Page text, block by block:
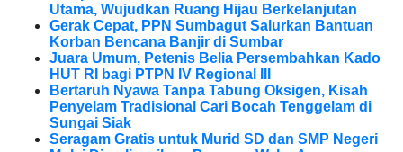
Utama, Wujudkan Ruang Hijau Berkelanjutan
Gerak Cepat, PPN Sumbagut Salurkan Bantuan
Korban Bencana Banjir di Sumbar
Juara Umum, Petenis Belia Persembahkan Kado
HUT RI bagi PTPN IV Regional III
Bertaruh Nyawa Tanpa Tabung Oksigen, Kisah
Penyelam Tradisional Cari Bocah Tenggelam di
Sungai Siak
Seragam Gratis untuk Murid SD dan SMP Negeri